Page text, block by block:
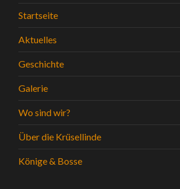
Startseite
Aktuelles
Geschichte
Galerie
Wo sind wir?
Über die Krüsellinde
Könige & Bosse